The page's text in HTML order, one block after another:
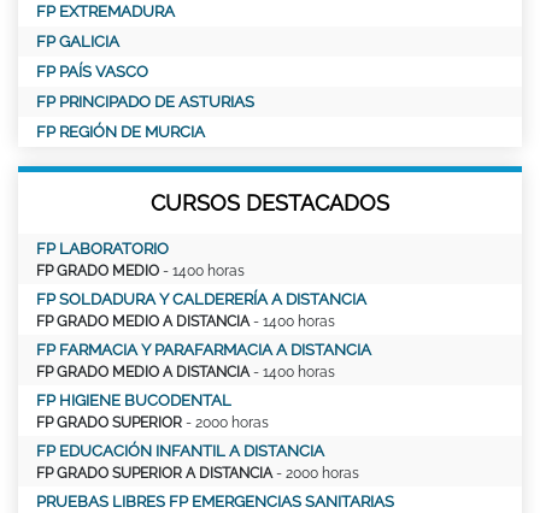
FP EXTREMADURA
FP GALICIA
FP PAÍS VASCO
FP PRINCIPADO DE ASTURIAS
FP REGIÓN DE MURCIA
CURSOS DESTACADOS
FP LABORATORIO
FP GRADO MEDIO - 1400 horas
FP SOLDADURA Y CALDERERÍA A DISTANCIA
FP GRADO MEDIO A DISTANCIA - 1400 horas
FP FARMACIA Y PARAFARMACIA A DISTANCIA
FP GRADO MEDIO A DISTANCIA - 1400 horas
FP HIGIENE BUCODENTAL
FP GRADO SUPERIOR - 2000 horas
FP EDUCACIÓN INFANTIL A DISTANCIA
FP GRADO SUPERIOR A DISTANCIA - 2000 horas
PRUEBAS LIBRES FP EMERGENCIAS SANITARIAS